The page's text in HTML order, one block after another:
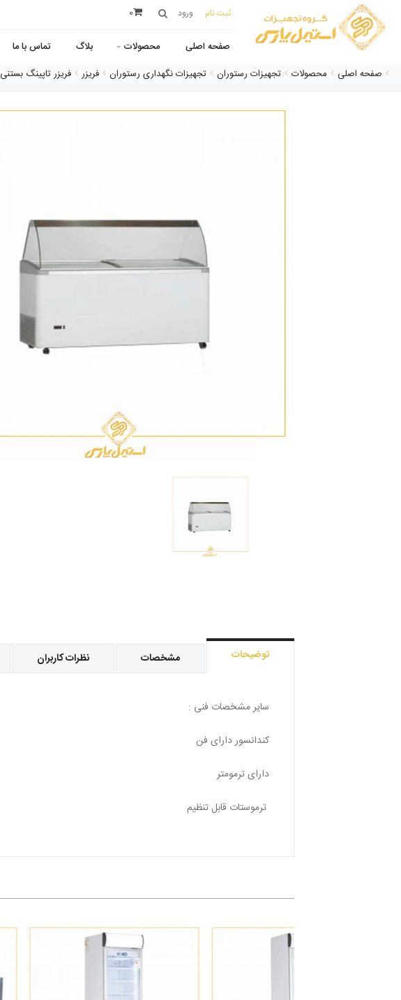
ثبت نام ورود 0
صفحه اصلی محصولات بلاگ تماس با ما
صفحه اصلی
محصولات تجهیزات رستوران تجهیزات نگهداری رستوران فریزر فریزر تاپینگ بستنی 300 لیتری کینو
توضیحات مشخصات نظرات کاربران
سایر مشخصات فنی :
کندانسور دارای فن
دارای ترمومتر
ترموستات قابل تنظیم